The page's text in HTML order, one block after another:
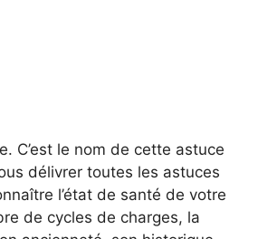
C’est le nom de cette astuce
délivrer toutes les astuces
l’état de santé de votre
de cycles de charges, la